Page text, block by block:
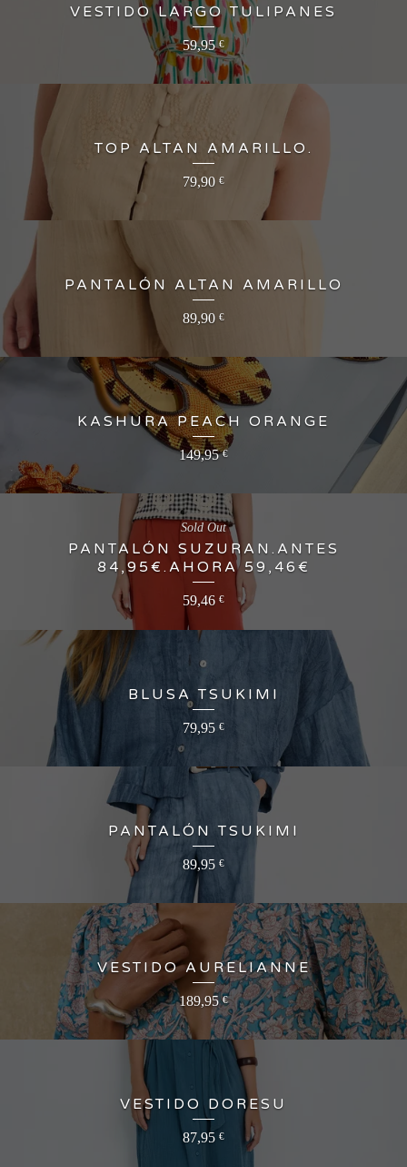
VESTIDO LARGO TULIPANES
59,95€
TOP ALTAN AMARILLO.
79,90 €
PANTALÓN ALTAN AMARILLO
89,90 €
KASHURA PEACH ORANGE
149,95€
PANTALÓN SUZURAN.ANTES
84,95€.AHORA 59,46€
59,46 €
Sold Out
BLUSA TSUKIMI
79,95 €
PANTALÓN TSUKIMI
89,95 €
VESTIDO AURELIANNE
189,95€
VESTIDO DORESU
87,95 €